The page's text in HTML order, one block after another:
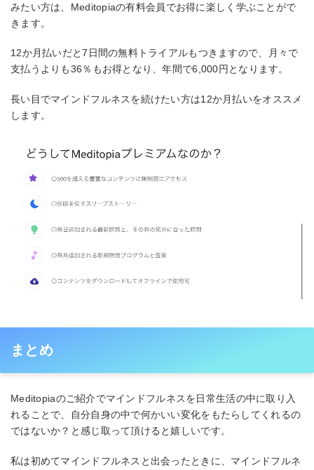
みたい方は、Meditopiaの有料会員でお得に楽しく学ぶことがで
きます。
12か月払いだと7日間の無料トライアルもつきますので、月々で
支払うよりも36％もお得となり、年間で6,000円となります。
長い目でマインドフルネスを続けたい方は12か月払いをオススメ
します。
まとめ
Meditopiaのご紹介でマインドフルネスを日常生活の中に取り入
れることで、自分自身の中で何かいい変化をもたらしてくれるの
ではないか？と感じ取って頂けると嬉しいです。
私は初めてマインドフルネスと出会ったときに、マインドフルネ